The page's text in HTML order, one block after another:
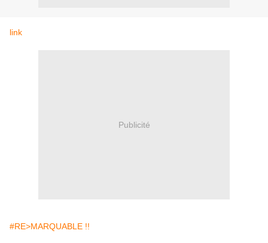
link
Publicité
#RE>MARQUABLE !!